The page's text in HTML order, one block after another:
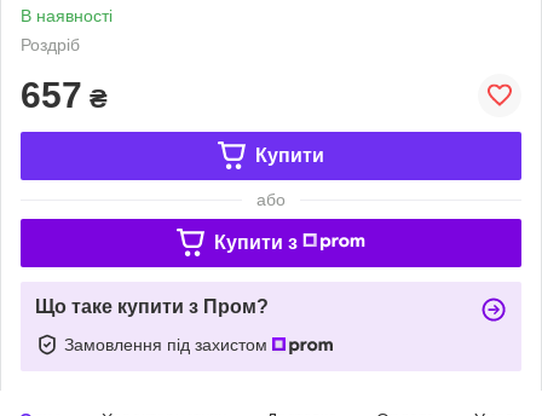
В наявності
Роздріб
657 ₴
Купити
або
Купити з
Що таке купити з Пром?
Замовлення під захистом